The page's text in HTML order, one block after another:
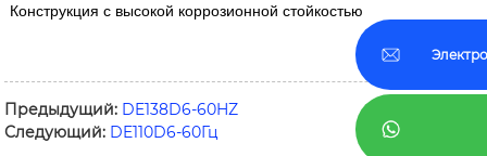
Конструкция с высокой коррозионной стойкостью
Предыдущий: DE138D6-60HZ
Следующий: DE110D6-60Гц